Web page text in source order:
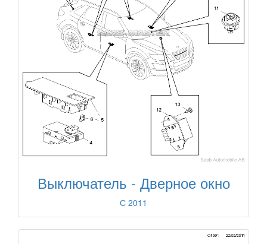
Выключатель - Дверное окно
С 2011